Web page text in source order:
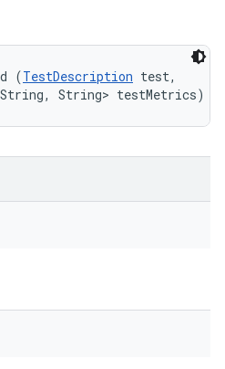
(TestDescription test,
String> testMetrics)